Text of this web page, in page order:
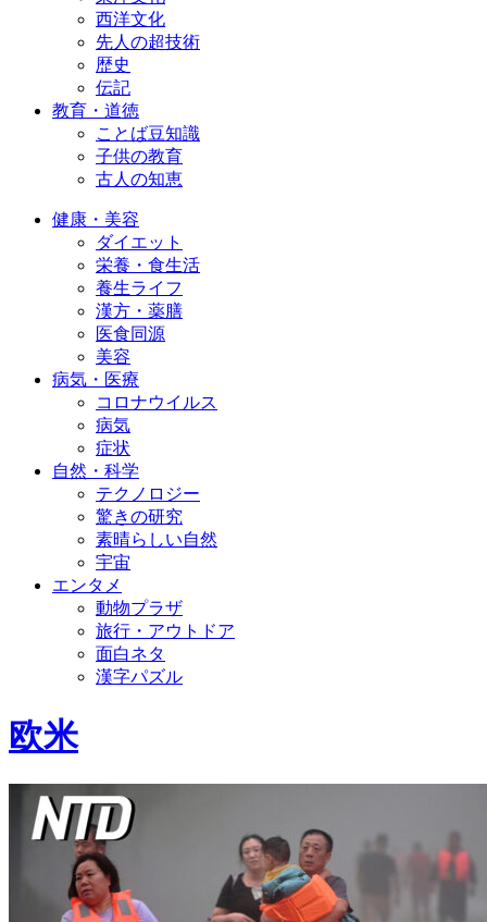
西洋文化
先人の超技術
歴史
伝記
教育・道徳
ことば豆知識
子供の教育
古人の知恵
健康・美容
ダイエット
栄養・食生活
養生ライフ
漢方・薬膳
医食同源
美容
病気・医療
コロナウイルス
病気
症状
自然・科学
テクノロジー
驚きの研究
素晴らしい自然
宇宙
エンタメ
動物プラザ
旅行・アウトドア
面白ネタ
漢字パズル
欧米